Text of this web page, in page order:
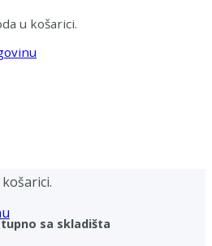
u košarici.
sa skladišta